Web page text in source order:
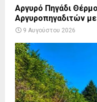
Αργυρό Πηγάδι
Αργυροπηγαδιτών με
9 Αυγούστου 2026